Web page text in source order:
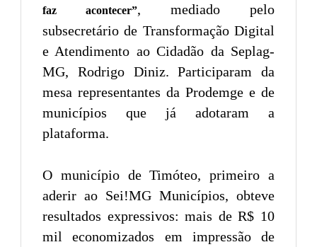
faz acontecer”, mediado pelo
subsecretário de Transformação Digital
e Atendimento ao Cidadão da Seplag-
MG, Rodrigo Diniz. Participaram da
mesa representantes da Prodemge e de
municípios que já adotaram a
plataforma.
O município de Timóteo, primeiro a
aderir ao Sei!MG Municípios, obteve
resultados expressivos: mais de R$ 10
mil economizados em impressão de